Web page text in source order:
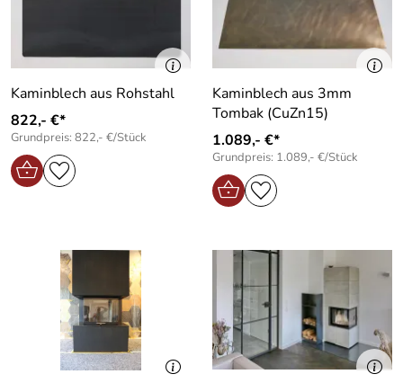
Kaminblech aus Rohstahl
822,- €*
Grundpreis: 822,- €/Stück
Kaminblech aus 3mm
Tombak (CuZn15)
1.089,- €*
Grundpreis: 1.089,- €/Stück